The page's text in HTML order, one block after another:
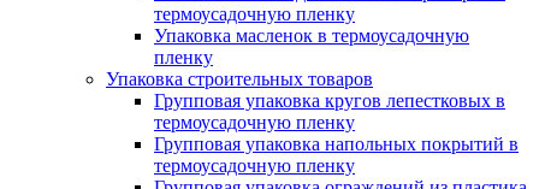
термоусадочную пленку
Упаковка масленок в термоусадочную
пленку
Упаковка строительных товаров
Групповая упаковка кругов лепестковых в
термоусадочную пленку
Групповая упаковка напольных покрытий в
термоусадочную пленку